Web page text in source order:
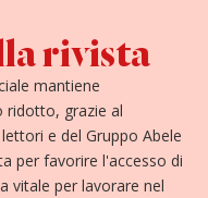
rivista
mantiene
ridotto, grazie al
e del Gruppo Abele
per favorire l'accesso di
vitale per lavorare nel